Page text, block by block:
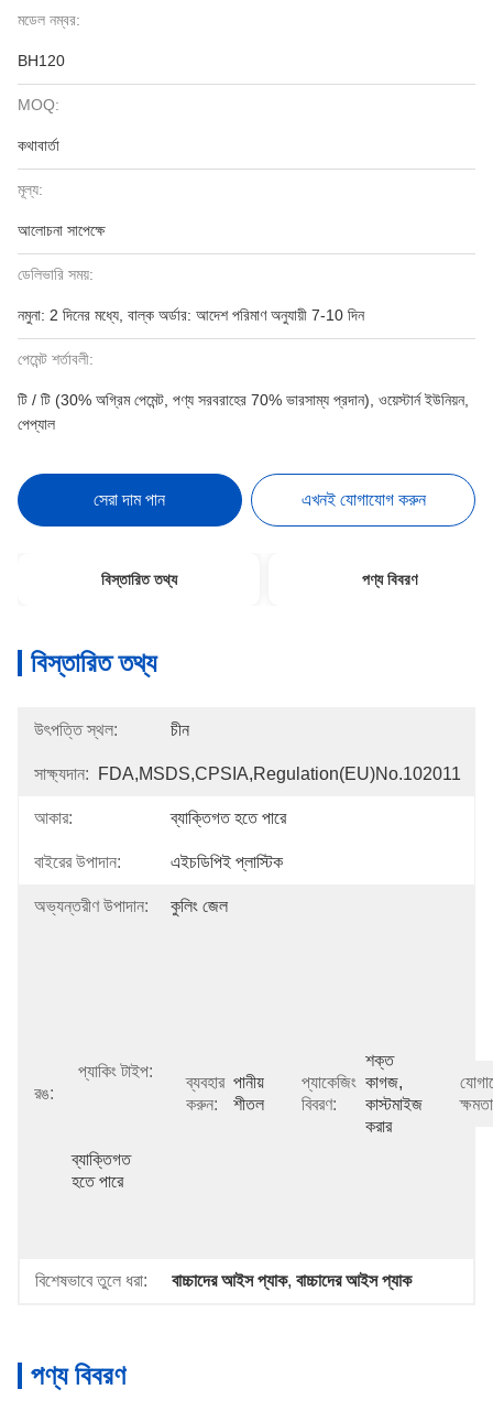
মডেল নম্বর:
BH120
MOQ:
কথাবার্তা
মূল্য:
আলোচনা সাপেক্ষে
ডেলিভারি সময়:
নমুনা: 2 দিনের মধ্যে, বাল্ক অর্ডার: আদেশ পরিমাণ অনুযায়ী 7-10 দিন
পেমেন্ট শর্তাবলী:
টি / টি (30% অগ্রিম পেমেন্ট, পণ্য সরবরাহের 70% ভারসাম্য প্রদান), ওয়েস্টার্ন ইউনিয়ন,
পেপ্যাল
সেরা দাম পান এখনই যোগাযোগ করুন
বিস্তারিত তথ্য পণ্য বিবরণ
বিস্তারিত তথ্য
উৎপত্তি স্থল: চীন
সাক্ষ্যদান: FDA,MSDS,CPSIA,Regulation(EU)no.102011
আকার: ব্যাক্তিগত হতে পারে
বাইরের উপাদান: এইচডিপিই প্লাস্টিক
অভ্যন্তরীণ উপাদান: কুলিং জেল
রঙ:
প্যাকিং টাইপ:
ব্যাক্তিগত
হতে পারে
ব্যবহার
করুন:
পানীয়
শীতল
প্যাকেজিং
বিবরণ:
শক্ত
কাগজ,
কাস্টমাইজ
করার
বিশেষভাবে তুলে ধরা: বাচ্চাদের আইস প্যাক, বাচ্চাদের আইস প্যাক
পণ্য বিবরণ